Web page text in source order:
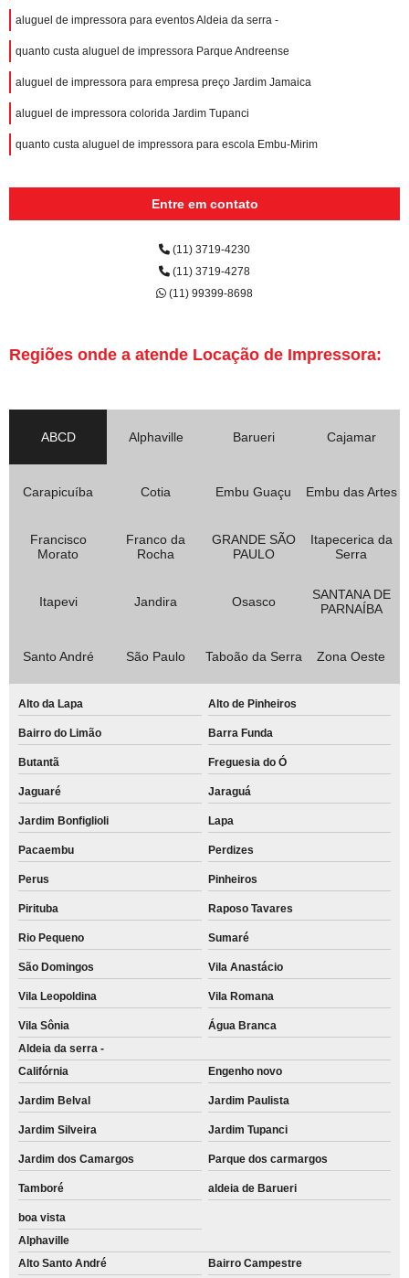
aluguel de impressora para eventos Aldeia da serra -
quanto custa aluguel de impressora Parque Andreense
aluguel de impressora para empresa preço Jardim Jamaica
aluguel de impressora colorida Jardim Tupanci
quanto custa aluguel de impressora para escola Embu-Mirim
Entre em contato
(11) 3719-4230
(11) 3719-4278
(11) 99399-8698
Regiões onde a atende Locação de Impressora:
ABCD Alphaville Barueri Cajamar
Carapicuíba Cotia Embu Guaçu Embu das Artes
Francisco
Morato
Franco da
Rocha
GRANDE SÃO
PAULO
Itapecerica da
Serra
Itapevi Jandira Osasco
SANTANA DE
PARNAÍBA
Santo André São Paulo Taboão da Serra Zona Oeste
Alto da Lapa Alto de Pinheiros
Bairro do Limão Barra Funda
Butantã Freguesia do Ó
Jaguaré Jaraguá
Jardim Bonfiglioli Lapa
Pacaembu Perdizes
Perus Pinheiros
Pirituba Raposo Tavares
Rio Pequeno Sumaré
São Domingos Vila Anastácio
Vila Leopoldina Vila Romana
Vila Sônia
Água Branca
Aldeia da serra -
Califórnia
Engenho novo
Jardim Belval Jardim Paulista
Jardim Silveira Jardim Tupanci
Jardim dos Camargos Parque dos carmargos
Tamboré aldeia de Barueri
boa vista
Alphaville
Alto Santo André
Bairro Campestre